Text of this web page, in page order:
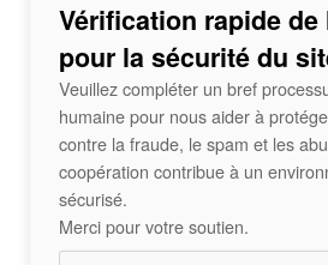
Vérification rapide de
pour la sécurité du
Veuillez compléter un bref
humaine pour nous aider à
contre la fraude, le spam et les
coopération contribue à un
sécurisé.
Merci pour votre soutien.